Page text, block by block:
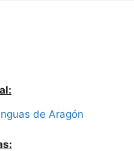
de Aragón